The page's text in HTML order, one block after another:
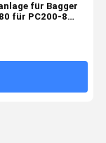
für Bagger
für PC200-8